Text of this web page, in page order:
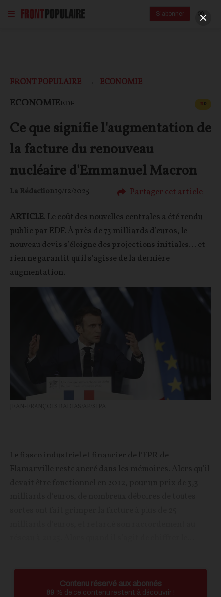
S'abonner
FRONT POPULAIRE ECONOMIE
ECONOMIEEDF FP
Ce que signifie l'augmentation de
la facture du renouveau
nucléaire d'Emmanuel Macron
La Rédaction19/12/2025 Partager cet article
ARTICLE. Le coût des nouvelles centrales a été rendu
public par EDF. À près de 73 milliards d’euros, le
nouveau devis s’éloigne des projections initiales… et
rien ne garantit qu'il s'agisse de la dernière
augmentation.
Le fiasco industriel et financier de l’EPR de
Contenu réservé aux abonnés
89 % de ce contenu restent à découvrir !